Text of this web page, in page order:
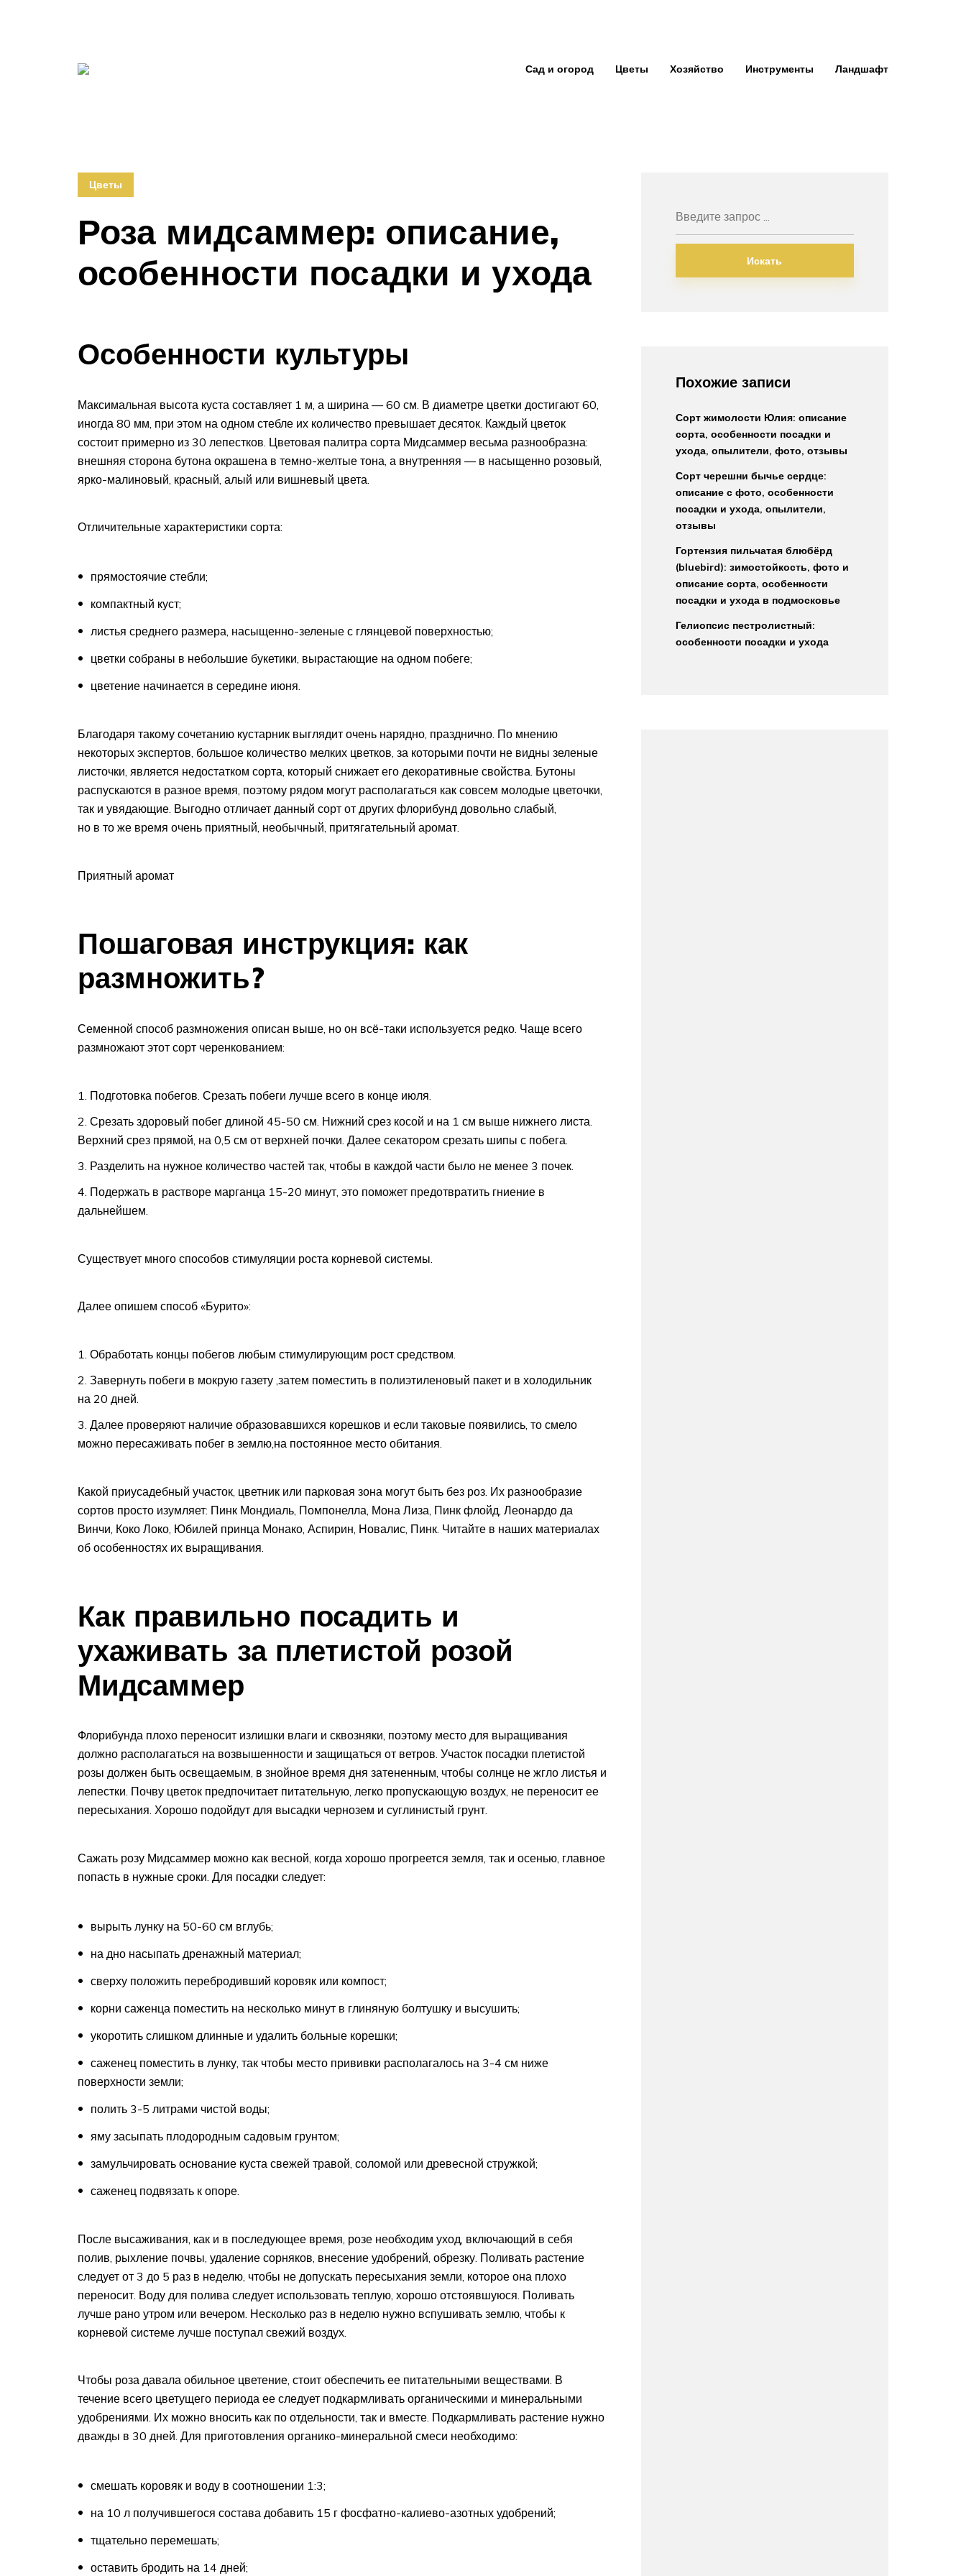
Сад и огород Цветы Хозяйство Инструменты Ландшафт
Цветы
Роза мидсаммер: описание,
особенности посадки и ухода
Особенности культуры
Максимальная высота куста составляет 1 м, а ширина — 60 см. В диаметре цветки достигают 60,
иногда 80 мм, при этом на одном стебле их количество превышает десяток. Каждый цветок
состоит примерно из 30 лепестков. Цветовая палитра сорта Мидсаммер весьма разнообразна:
внешняя сторона бутона окрашена в темно-желтые тона, а внутренняя — в насыщенно розовый,
ярко-малиновый, красный, алый или вишневый цвета.
Отличительные характеристики сорта:
прямостоячие стебли;
компактный куст;
листья среднего размера, насыщенно-зеленые с глянцевой поверхностью;
цветки собраны в небольшие букетики, вырастающие на одном побеге;
цветение начинается в середине июня.
Благодаря такому сочетанию кустарник выглядит очень нарядно, празднично. По мнению
некоторых экспертов, большое количество мелких цветков, за которыми почти не видны зеленые
листочки, является недостатком сорта, который снижает его декоративные свойства. Бутоны
распускаются в разное время, поэтому рядом могут располагаться как совсем молодые цветочки,
так и увядающие. Выгодно отличает данный сорт от других флорибунд довольно слабый,
но в то же время очень приятный, необычный, притягательный аромат.
Приятный аромат
Пошаговая инструкция: как
размножить?
Семенной способ размножения описан выше, но он всё-таки используется редко. Чаще всего
размножают этот сорт черенкованием:
Подготовка побегов. Срезать побеги лучше всего в конце июля.
Срезать здоровый побег длиной 45-50 см. Нижний срез косой и на 1 см выше нижнего листа.
Верхний срез прямой, на 0,5 см от верхней почки. Далее секатором срезать шипы с побега.
Разделить на нужное количество частей так, чтобы в каждой части было не менее 3 почек.
Подержать в растворе марганца 15-20 минут, это поможет предотвратить гниение в
дальнейшем.
Существует много способов стимуляции роста корневой системы.
Далее опишем способ «Бурито»:
Обработать концы побегов любым стимулирующим рост средством.
Завернуть побеги в мокрую газету ,затем поместить в полиэтиленовый пакет и в холодильник
на 20 дней.
Далее проверяют наличие образовавшихся корешков и если таковые появились, то смело
можно пересаживать побег в землю,на постоянное место обитания.
Какой приусадебный участок, цветник или парковая зона могут быть без роз. Их разнообразие
сортов просто изумляет: Пинк Мондиаль, Помпонелла, Мона Лиза, Пинк флойд, Леонардо да
Винчи, Коко Локо, Юбилей принца Монако, Аспирин, Новалис, Пинк. Читайте в наших материалах
об особенностях их выращивания.
Как правильно посадить и
ухаживать за плетистой розой
Мидсаммер
Флорибунда плохо переносит излишки влаги и сквозняки, поэтому место для выращивания
должно располагаться на возвышенности и защищаться от ветров. Участок посадки плетистой
розы должен быть освещаемым, в знойное время дня затененным, чтобы солнце не жгло листья и
лепестки. Почву цветок предпочитает питательную, легко пропускающую воздух, не переносит ее
пересыхания. Хорошо подойдут для высадки чернозем и суглинистый грунт.
Сажать розу Мидсаммер можно как весной, когда хорошо прогреется земля, так и осенью, главное
попасть в нужные сроки. Для посадки следует:
вырыть лунку на 50-60 см вглубь;
на дно насыпать дренажный материал;
сверху положить перебродивший коровяк или компост;
корни саженца поместить на несколько минут в глиняную болтушку и высушить;
укоротить слишком длинные и удалить больные корешки;
саженец поместить в лунку, так чтобы место прививки располагалось на 3-4 см ниже
поверхности земли;
полить 3-5 литрами чистой воды;
яму засыпать плодородным садовым грунтом;
замульчировать основание куста свежей травой, соломой или древесной стружкой;
саженец подвязать к опоре.
После высаживания, как и в последующее время, розе необходим уход, включающий в себя
полив, рыхление почвы, удаление сорняков, внесение удобрений, обрезку. Поливать растение
следует от 3 до 5 раз в неделю, чтобы не допускать пересыхания земли, которое она плохо
переносит. Воду для полива следует использовать теплую, хорошо отстоявшуюся. Поливать
лучше рано утром или вечером. Несколько раз в неделю нужно вспушивать землю, чтобы к
корневой системе лучше поступал свежий воздух.
Чтобы роза давала обильное цветение, стоит обеспечить ее питательными веществами. В
течение всего цветущего периода ее следует подкармливать органическими и минеральными
удобрениями. Их можно вносить как по отдельности, так и вместе. Подкармливать растение нужно
дважды в 30 дней. Для приготовления органико-минеральной смеси необходимо:
смешать коровяк и воду в соотношении 1:3;
на 10 л получившегося состава добавить 15 г фосфатно-калиево-азотных удобрений;
тщательно перемешать;
оставить бродить на 14 дней;
Искать
Похожие записи
Сорт жимолости Юлия: описание
сорта, особенности посадки и
ухода, опылители, фото, отзывы
Сорт черешни бычье сердце:
описание с фото, особенности
посадки и ухода, опылители,
отзывы
Гортензия пильчатая блюбёрд
(bluebird): зимостойкость, фото и
описание сорта, особенности
посадки и ухода в подмосковье
Гелиопсис пестролистный:
особенности посадки и ухода